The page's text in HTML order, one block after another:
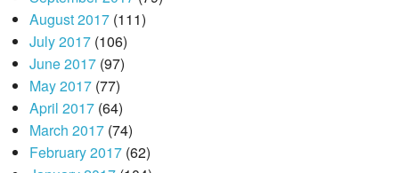
August 2017(111)
July 2017(106)
June 2017(97)
May 2017(77)
April 2017(64)
March 2017(74)
February 2017(62)